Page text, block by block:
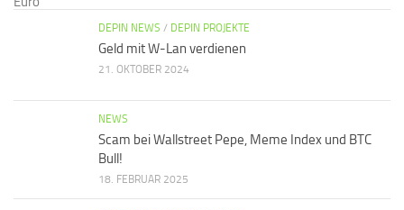
DEPIN NEWS / DEPIN PROJEKTE
Geld mit W-Lan verdienen
21. OKTOBER 2024
NEWS
Scam bei Wallstreet Pepe, Meme Index und BTC
Bull!
18. FEBRUAR 2025